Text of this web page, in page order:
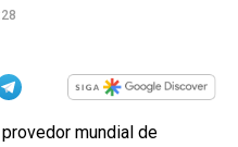
mundial de